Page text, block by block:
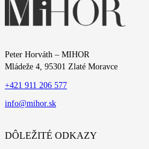
Peter Horváth – MIHOR
Mládeže 4, 95301 Zlaté Moravce
+421 911 206 577
info@mihor.sk
DÔLEŽITÉ ODKAZY